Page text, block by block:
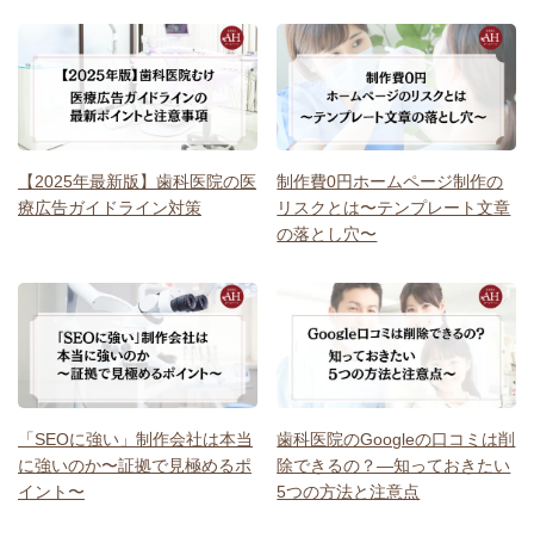
【2025年最新版】歯科医院の医
療広告ガイドライン対策
制作費0円ホームページ制作の
リスクとは〜テンプレート文章
の落とし穴〜
「SEOに強い」制作会社は本当
に強いのか〜証拠で見極めるポ
イント〜
歯科医院のGoogleの口コミは削
除できるの？―知っておきたい
5つの方法と注意点